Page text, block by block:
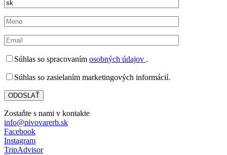
Súhlas so spracovaním osobných údajov .
Súhlas so zasielaním marketingových informácií.
Zostaňte s nami v kontakte
info@pivovarerb.sk
Facebook
Instagram
TripAdvisor